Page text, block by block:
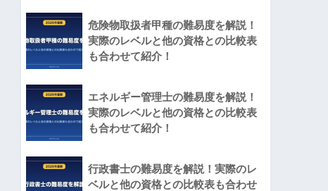
危険物取扱者甲種の難易度を解説！
実際のレベルと他の資格との比較表
も合わせて紹介！
エネルギー管理士の難易度を解説！
実際のレベルと他の資格との比較表
も合わせて紹介！
行政書士の難易度を解説！実際のレ
ベルと他の資格との比較表も合わせ